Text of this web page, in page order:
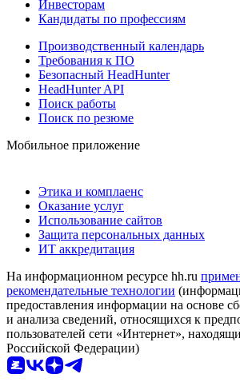
Инвесторам
Кандидаты по профессиям
Производственный календарь
Требования к ПО
Безопасный HeadHunter
HeadHunter API
Поиск работы
Поиск по резюме
Мобильное приложение
Этика и комплаенс
Оказание услуг
Использование сайтов
Защита персональных данных
ИТ аккредитация
На информационном ресурсе hh.ru
рекомендательные технологии
предоставления информации на основе
и анализа сведений, относящихся к
пользователей сети «Интернет»,
Российской Федерации)